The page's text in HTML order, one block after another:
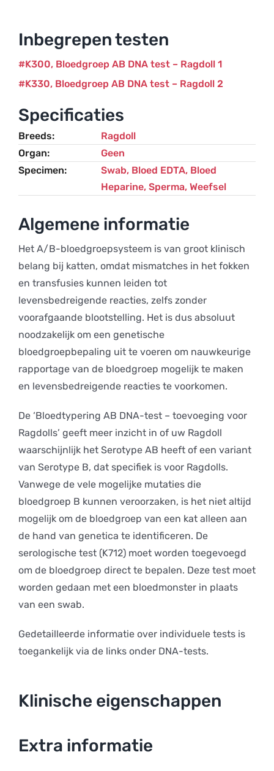
Inbegrepen testen
Bloedgroep AB DNA test – Ragdoll 1
K300
Bloedgroep AB DNA test – Ragdoll 2
K330
Specificaties
Breeds
Ragdoll
Organ
Geen
Specimen
Swab, Bloed EDTA, Bloed
Heparine, Sperma, Weefsel
Algemene informatie
Het A/B-bloedgroepsysteem is van groot klinisch
belang bij katten, omdat mismatches in het fokken
en transfusies kunnen leiden tot
levensbedreigende reacties, zelfs zonder
voorafgaande blootstelling. Het is dus absoluut
noodzakelijk om een genetische
bloedgroepbepaling uit te voeren om nauwkeurige
rapportage van de bloedgroep mogelijk te maken
en levensbedreigende reacties te voorkomen.
De ‘Bloedtypering AB DNA-test – toevoeging voor
Ragdolls’ geeft meer inzicht in of uw Ragdoll
waarschijnlijk het Serotype AB heeft of een variant
van Serotype B, dat specifiek is voor Ragdolls.
Vanwege de vele mogelijke mutaties die
bloedgroep B kunnen veroorzaken, is het niet altijd
mogelijk om de bloedgroep van een kat alleen aan
de hand van genetica te identificeren. De
serologische test (K712) moet worden toegevoegd
om de bloedgroep direct te bepalen. Deze test moet
worden gedaan met een bloedmonster in plaats
van een swab.
Gedetailleerde informatie over individuele tests is
toegankelijk via de links onder DNA-tests.
Klinische eigenschappen
Extra informatie